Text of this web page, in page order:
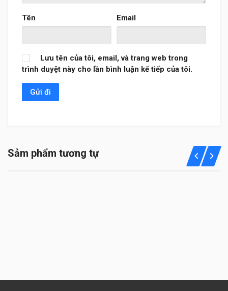
Tên Email
Lưu tên của tôi, email, và trang web trong
trình duyệt này cho lần bình luận kế tiếp của tôi.
Sảm phẩm tương tự